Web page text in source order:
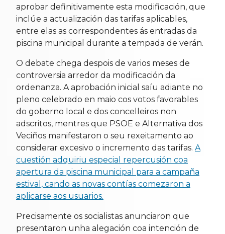
aprobar definitivamente esta modificación, que
inclúe a actualización das tarifas aplicables,
entre elas as correspondentes ás entradas da
piscina municipal durante a tempada de verán.
O debate chega despois de varios meses de
controversia arredor da modificación da
ordenanza. A aprobación inicial saíu adiante no
pleno celebrado en maio cos votos favorables
do goberno local e dos concelleiros non
adscritos, mentres que PSOE e Alternativa dos
Veciños manifestaron o seu rexeitamento ao
considerar excesivo o incremento das tarifas. A
cuestión adquiriu especial repercusión coa
apertura da piscina municipal para a campaña
estival, cando as novas contías comezaron a
aplicarse aos usuarios.
Precisamente os socialistas anunciaron que
presentaron unha alegación coa intención de